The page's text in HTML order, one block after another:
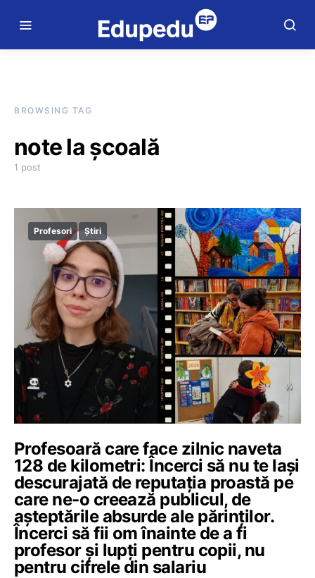
BROWSING TAG
note la școală
1 post
Profesori Știri
Profesoară care face zilnic naveta
128 de kilometri: Încerci să nu te lași
descurajată de reputația proastă pe
care ne‑o creează publicul, de
așteptările absurde ale părinților.
Încerci să fii om înainte de a fi
profesor și lupți pentru copii, nu
pentru cifrele din salariu